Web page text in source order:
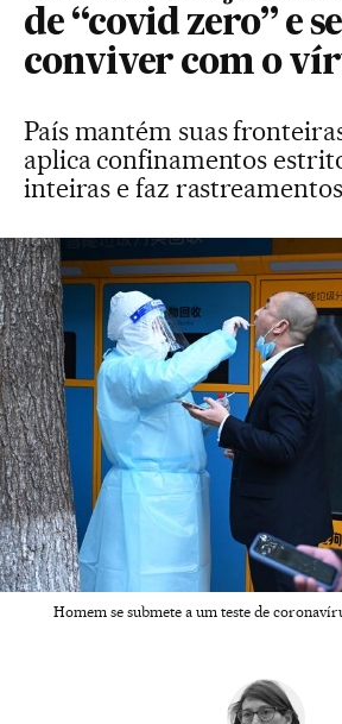
de “covid zero” e
conviver com o
País mantém suas
aplica confinamentos
inteiras e faz
Homem se submete a um teste de